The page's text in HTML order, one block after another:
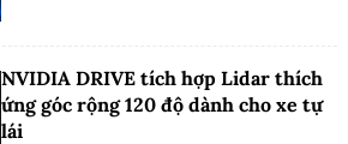
NVIDIA DRIVE tích hợp Lidar thích
ứng góc rộng 120 độ dành cho xe tự
lái